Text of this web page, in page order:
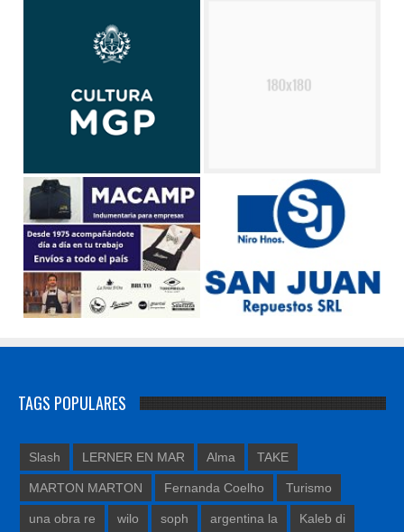
TAGS POPULARES
Slash LERNER EN MAR Alma TAKE
MARTON MARTON Fernanda Coelho Turismo
una obra re wilo soph argentina la Kaleb di